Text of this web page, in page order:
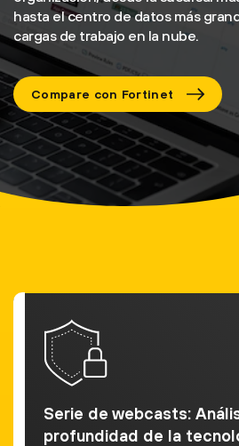
hasta el centro de datos más
cargas de trabajo en la nube.
Compare con Fortinet
Serie de webcasts:
profundidad de la